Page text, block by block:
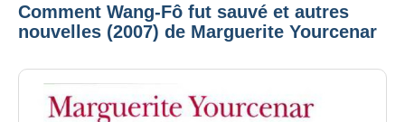
Comment Wang-Fô fut sauvé et autres
nouvelles (2007) de Marguerite Yourcenar